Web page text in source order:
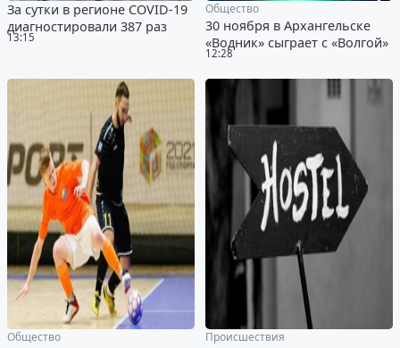
13:15
За сутки в регионе COVID-19
диагностировали 387 раз
12:28
Общество
30 ноября в Архангельске
«Водник» сыграет с «Волгой»
Общество Происшествия